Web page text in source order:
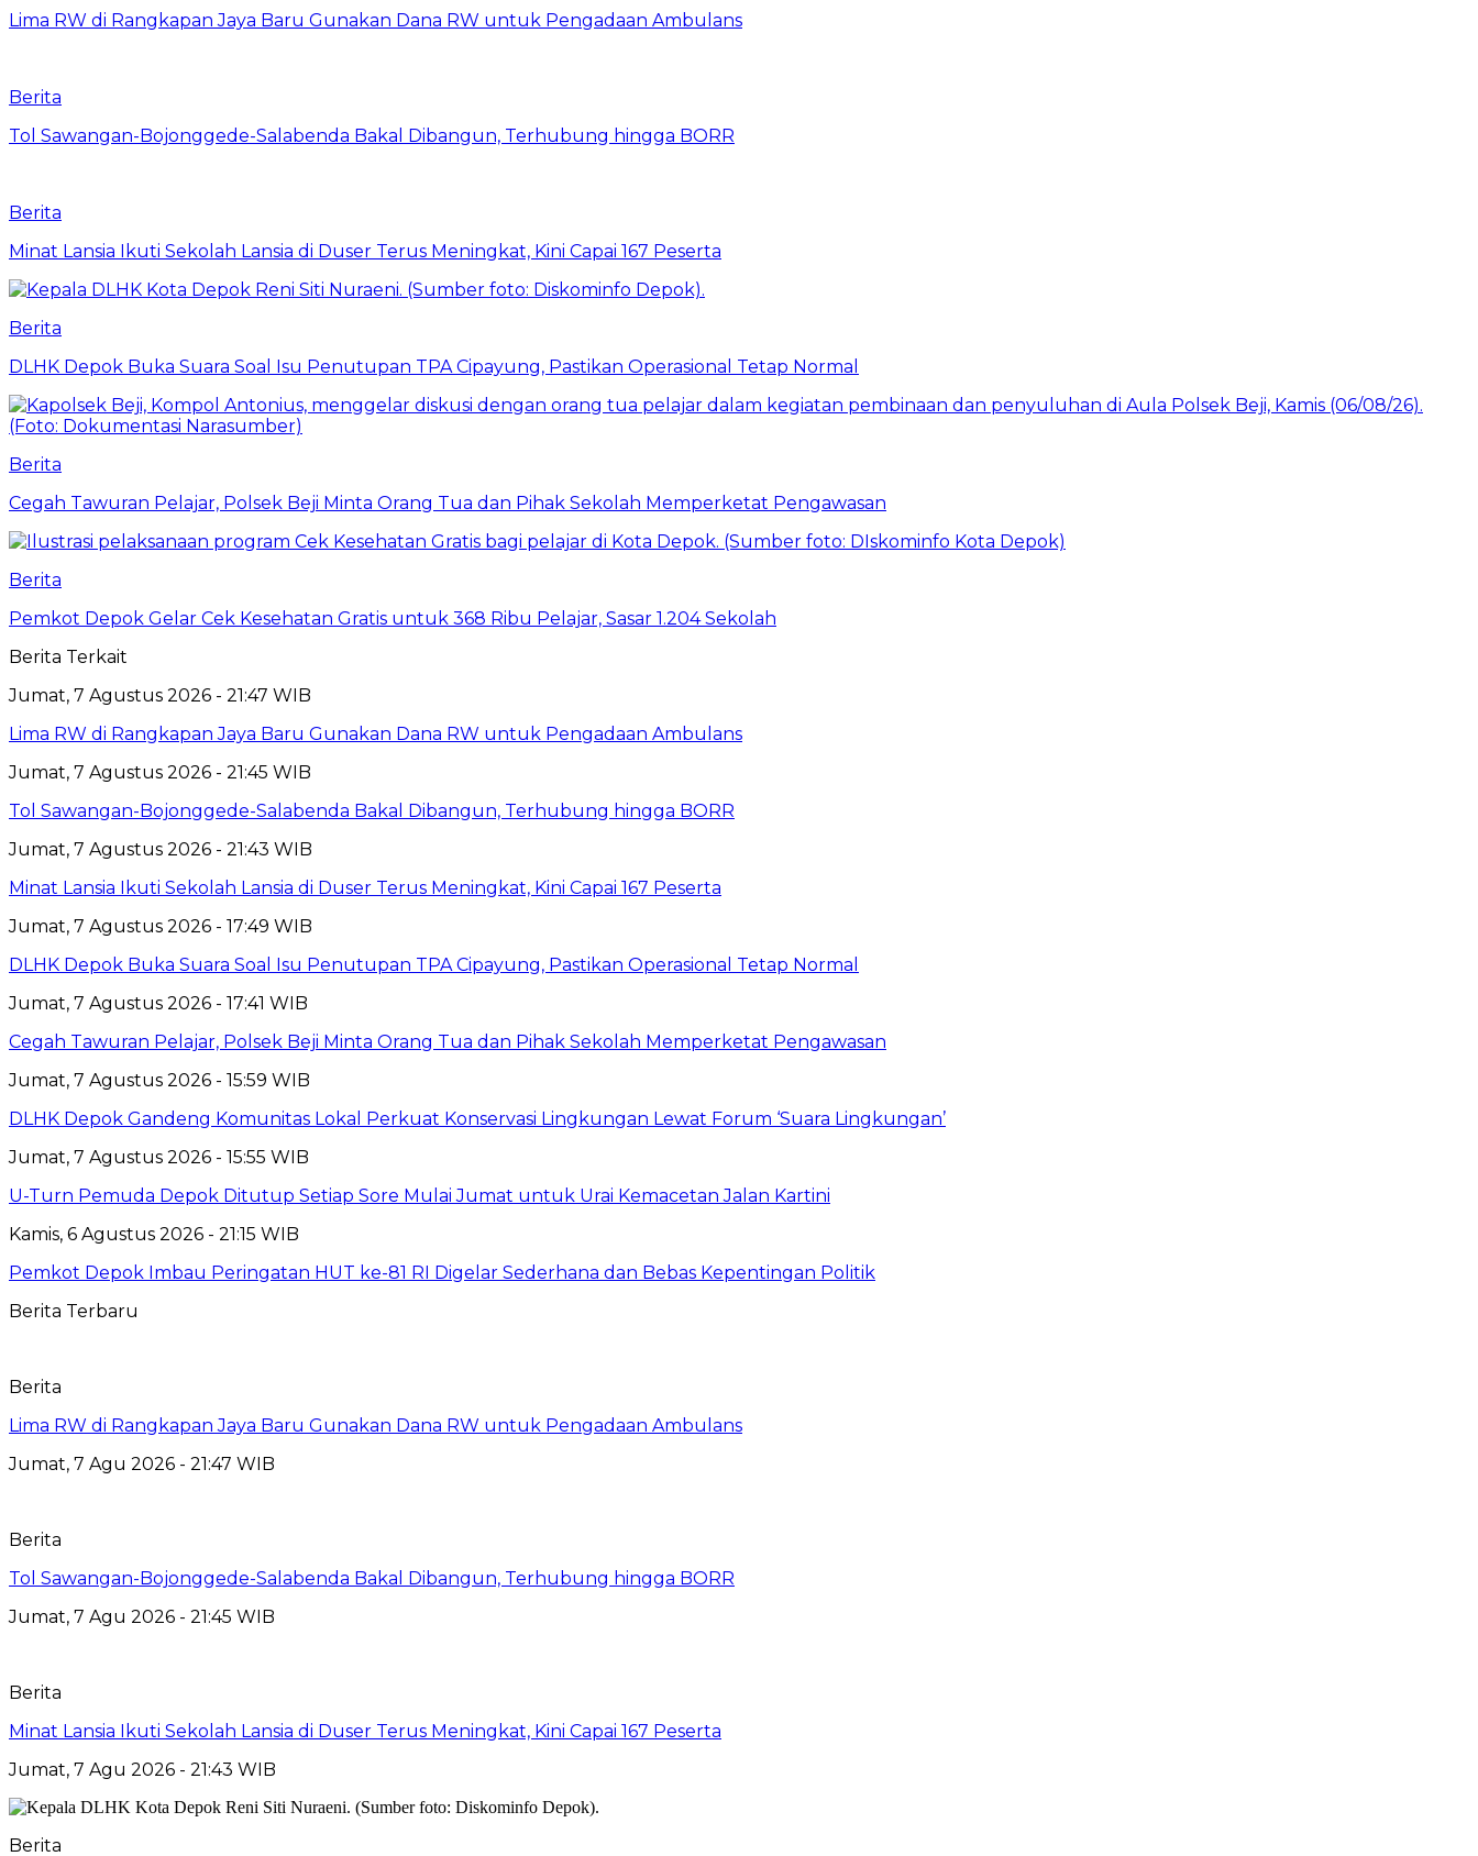
Lima RW di Rangkapan Jaya Baru Gunakan Dana RW untuk Pengadaan Ambulans
Berita
Tol Sawangan-Bojonggede-Salabenda Bakal Dibangun, Terhubung hingga BORR
Berita
Minat Lansia Ikuti Sekolah Lansia di Duser Terus Meningkat, Kini Capai 167 Peserta
Berita
DLHK Depok Buka Suara Soal Isu Penutupan TPA Cipayung, Pastikan Operasional Tetap Normal
Berita
Cegah Tawuran Pelajar, Polsek Beji Minta Orang Tua dan Pihak Sekolah Memperketat Pengawasan
Berita
Pemkot Depok Gelar Cek Kesehatan Gratis untuk 368 Ribu Pelajar, Sasar 1.204 Sekolah
Berita Terkait
Jumat, 7 Agustus 2026 - 21:47 WIB
Lima RW di Rangkapan Jaya Baru Gunakan Dana RW untuk Pengadaan Ambulans
Jumat, 7 Agustus 2026 - 21:45 WIB
Tol Sawangan-Bojonggede-Salabenda Bakal Dibangun, Terhubung hingga BORR
Jumat, 7 Agustus 2026 - 21:43 WIB
Minat Lansia Ikuti Sekolah Lansia di Duser Terus Meningkat, Kini Capai 167 Peserta
Jumat, 7 Agustus 2026 - 17:49 WIB
DLHK Depok Buka Suara Soal Isu Penutupan TPA Cipayung, Pastikan Operasional Tetap Normal
Jumat, 7 Agustus 2026 - 17:41 WIB
Cegah Tawuran Pelajar, Polsek Beji Minta Orang Tua dan Pihak Sekolah Memperketat Pengawasan
Jumat, 7 Agustus 2026 - 15:59 WIB
DLHK Depok Gandeng Komunitas Lokal Perkuat Konservasi Lingkungan Lewat Forum ‘Suara Lingkungan’
Jumat, 7 Agustus 2026 - 15:55 WIB
U-Turn Pemuda Depok Ditutup Setiap Sore Mulai Jumat untuk Urai Kemacetan Jalan Kartini
Kamis, 6 Agustus 2026 - 21:15 WIB
Pemkot Depok Imbau Peringatan HUT ke-81 RI Digelar Sederhana dan Bebas Kepentingan Politik
Berita Terbaru
Berita
Lima RW di Rangkapan Jaya Baru Gunakan Dana RW untuk Pengadaan Ambulans
Jumat, 7 Agu 2026 - 21:47 WIB
Berita
Tol Sawangan-Bojonggede-Salabenda Bakal Dibangun, Terhubung hingga BORR
Jumat, 7 Agu 2026 - 21:45 WIB
Berita
Minat Lansia Ikuti Sekolah Lansia di Duser Terus Meningkat, Kini Capai 167 Peserta
Jumat, 7 Agu 2026 - 21:43 WIB
Berita